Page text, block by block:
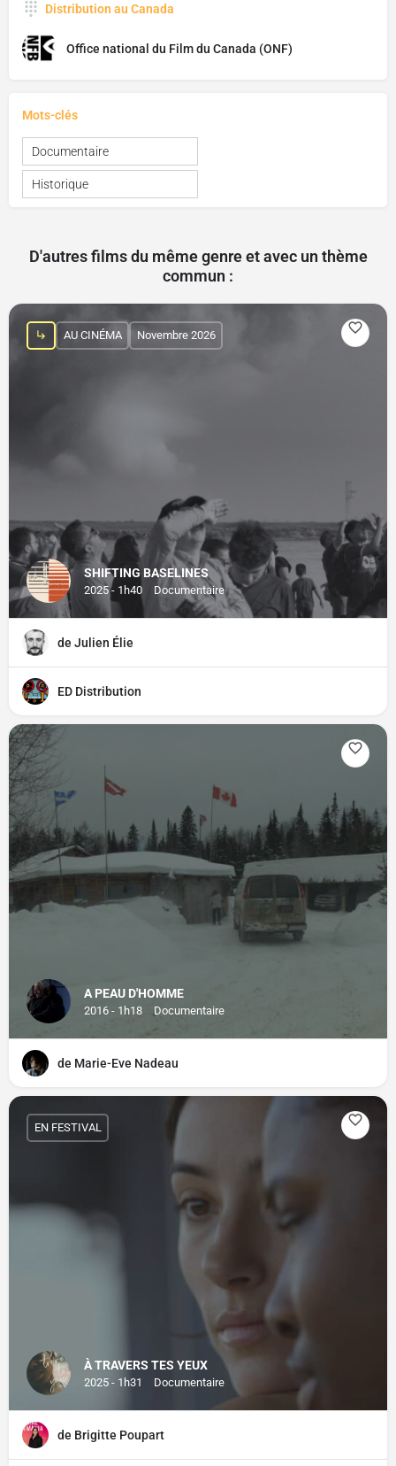
Distribution au Canada
Office national du Film du Canada (ONF)
Mots-clés
Documentaire
Historique
D'autres films du même genre et avec un thème
commun :
SHIFTING BASELINES
2025 - 1h40 Documentaire
AU CINÉMA Novembre 2026
de Julien Élie
ED Distribution
A PEAU D'HOMME
2016 - 1h18 Documentaire
de Marie-Eve Nadeau
À TRAVERS TES YEUX
2025 - 1h31 Documentaire
EN FESTIVAL
de Brigitte Poupart